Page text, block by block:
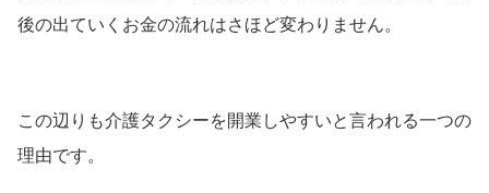
後の出ていくお金の流れはさほど変わりません。
この辺りも介護タクシーを開業しやすいと言われる一つの
理由です。